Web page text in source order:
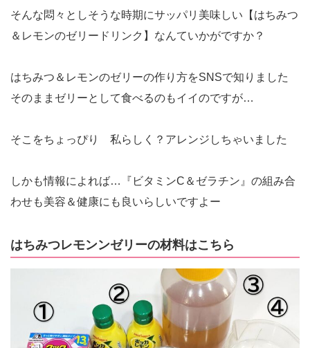
そんな悶々としそうな時期にサッパリ美味しい【はちみつ
＆レモンのゼリードリンク】なんていかがですか？
はちみつ＆レモンのゼリーの作り方をSNSで知りました
そのままゼリーとして食べるのもイイのですが…
そこをちょっぴり 私らしく？アレンジしちゃいました
しかも情報によれば…『ビタミンC＆ゼラチン』の組み合
わせも美容＆健康にも良いらしいですよー
はちみつレモンンゼリーの材料はこちら